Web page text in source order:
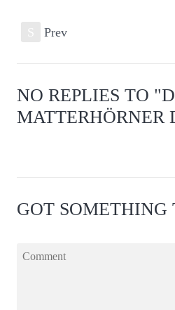
Prev
NO REPLIES TO
MATTERHÖRNER
GOT SOMETHING